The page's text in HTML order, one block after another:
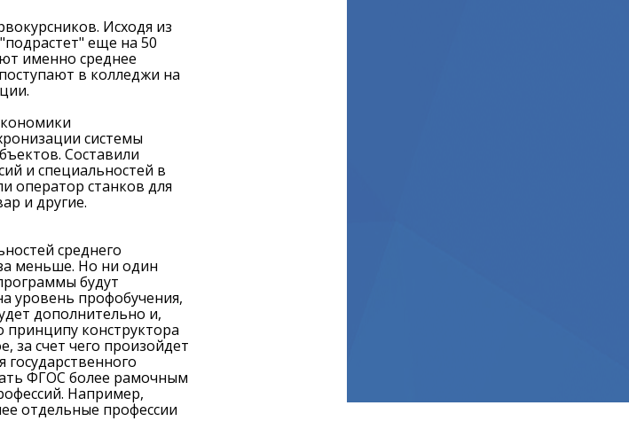
Исходя из
еще на 50
именно среднее
в колледжи на
системы
Составили
и специальностей в
оператор станков для
и другие.
среднего
меньше. Но ни один
будут
уровень профобучения,
дополнительно и,
принципу конструктора
за счет чего произойдет
ФГОС более рамочным
Например,
отдельные профессии